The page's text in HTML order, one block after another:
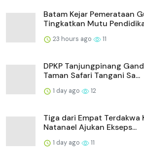
Batam Kejar Pemerataan
Tingkatkan Mutu
23 hours ago 11
DPKP Tanjungpinang
Taman Safari Tangani Sa...
1 day ago 12
Tiga dari Empat Terdakwa
Natanael Ajukan Ekseps...
1 day ago 11